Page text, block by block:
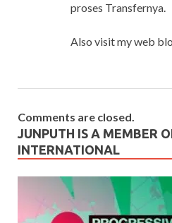
proses Transfernya.
Also visit my web
Comments are closed.
JUNPUTH IS A MEMBER
INTERNATIONAL